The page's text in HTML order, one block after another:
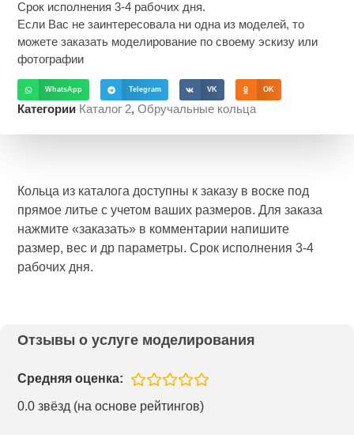
Срок исполнения 3-4 рабочих дня.
Если Вас не заинтересовала ни одна из моделей, то
можете заказать моделирование по своему эскизу или
фотографии
WhatsApp Telegram VK OK
Категории Каталог 2,Обручальные кольца
Кольца из каталога доступны к заказу в воске под
прямое литье с учетом ваших размеров. Для заказа
нажмите «заказать» в комментарии напишите
размер, вес и др параметры. Срок исполнения 3-4
рабочих дня.
Отзывы о услуге моделирования
Средняя оценка:
0.0 звёзд (на основе рейтингов)